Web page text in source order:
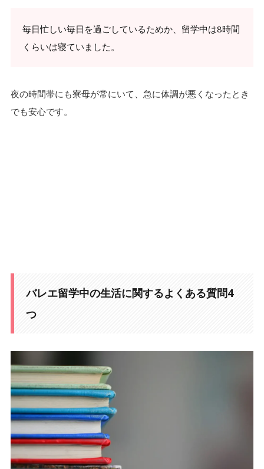
毎日忙しい毎日を過ごしているためか、留学中は8時間
くらいは寝ていました。
夜の時間帯にも寮母が常にいて、急に体調が悪くなったとき
でも安心です。
バレエ留学中の生活に関するよくある質問4
つ